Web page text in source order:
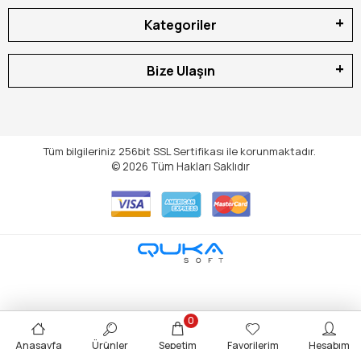
Kategoriler
Bize Ulaşın
Tüm bilgileriniz 256bit SSL Sertifikası ile korunmaktadır.
© 2026 Tüm Hakları Saklıdır
Anasayfa Ürünler Sepetim
0
Favorilerim
Hesabım